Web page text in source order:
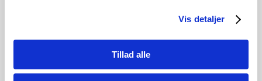
Vis detaljer
Tillad alle
BRANDS
Centurion